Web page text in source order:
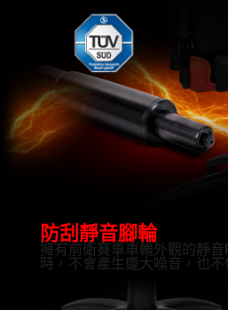
防刮靜音腳輪
擁有前衛賽車車輪外觀的靜音
時，不會產生龐大噪音，也不